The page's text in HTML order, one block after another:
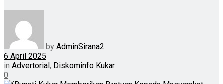
by AdminSirana2
6 April 2025
in Advertorial, Diskominfo Kukar
0